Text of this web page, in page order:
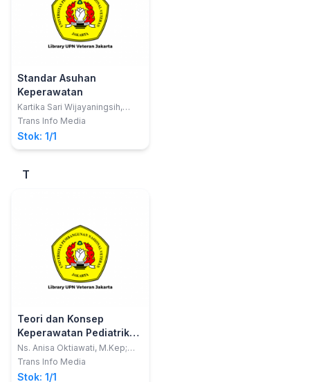
Standar Asuhan
Keperawatan
Kartika Sari Wijayaningsih,
S.Kep.,Ners
Trans Info Media
Stok: 1/1
T
Teori dan Konsep
Keperawatan Pediatrik
(Dilengkapi dengan
Format Penilaian
Laboratorium)
Ns. Anisa Oktiawati, M.Kep;
dkk
Trans Info Media
Stok: 1/1